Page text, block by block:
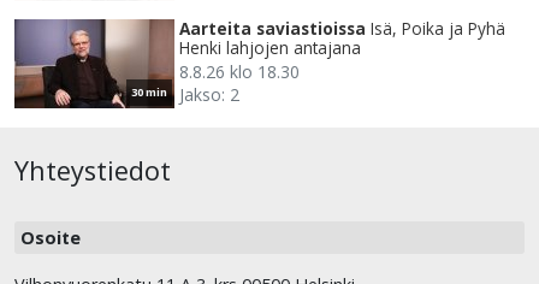
30 min
Aarteita saviastioissa Isä, Poika ja Pyhä
Henki lahjojen antajana
8.8.26 klo 18.30
Jakso: 2
Yhteystiedot
Osoite